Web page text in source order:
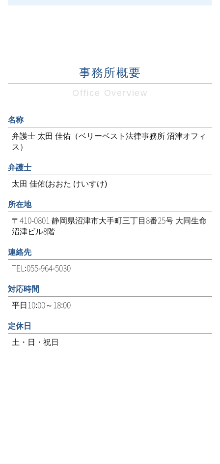
事務所概要
Office Overview
名称
弁護士 太田 佳佑（ベリーベスト法律事務所 沼津オフィ
ス）
弁護士
太田 佳佑(おおた けいすけ)
所在地
〒410-0801 静岡県沼津市大手町三丁目8番25号 大同生命
沼津ビル8階
連絡先
TEL:055-964-5030
対応時間
平日10:00～18:00
定休日
土・日・祝日